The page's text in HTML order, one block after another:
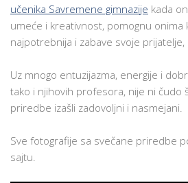
učenika Savremene gimnazije kada
umeće i kreativnost, pomognu onima
najpotrebnija i zabave svoje
Uz mnogo entuzijazma, energije i
tako i njihovih profesora, nije ni čudo
priredbe izašli zadovoljni i nasmejani.
Sve fotografije sa svečane priredbe
sajtu.